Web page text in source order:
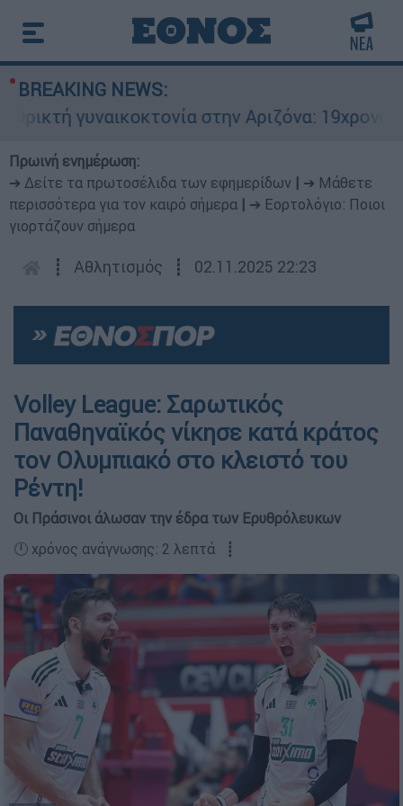
BREAKING NEWS:
γυναικοκτονία στην Αριζόνα: 19χρονη
Πρωινή ενημέρωση:
➔ Δείτε τα πρωτοσέλιδα των εφημερίδων
➔ Μάθετε
περισσότερα για τον καιρό σήμερα
➔ Εορτολόγιο: Ποιοι
γιορτάζουν σήμερα
┋ Αθλητισμός ┋ 02.11.2025 22:23
Volley League: Σαρωτικός
Παναθηναϊκός νίκησε κατά κράτος
τον Ολυμπιακό στο κλειστό του
Ρέντη!
Οι Πράσινοι άλωσαν την έδρα των Ερυθρόλευκων
🕛 χρόνος ανάγνωσης: 2 λεπτά ┋